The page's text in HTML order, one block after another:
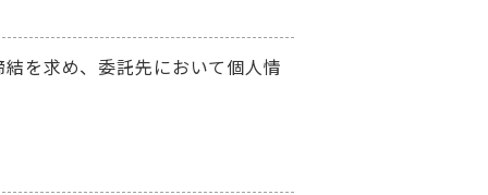
を求め、委託先において個人情